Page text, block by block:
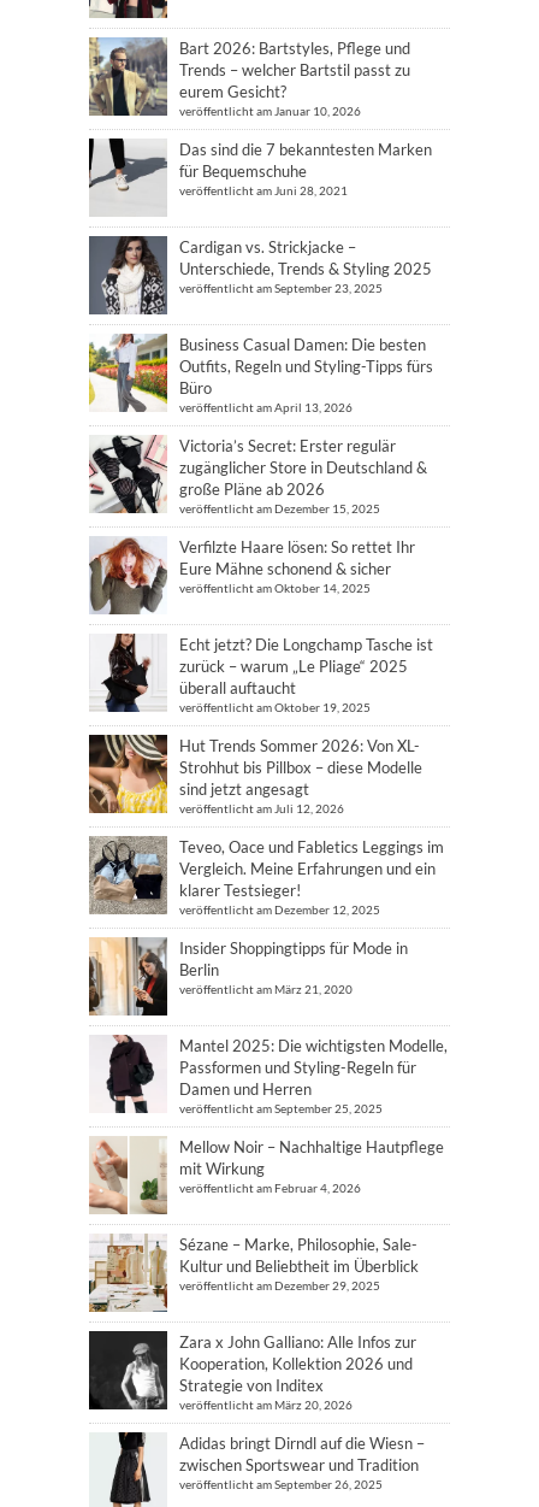
Bart 2026: Bartstyles, Pflege und
Trends – welcher Bartstil passt zu
eurem Gesicht?
veröffentlicht am Januar 10, 2026
Das sind die 7 bekanntesten Marken
für Bequemschuhe
veröffentlicht am Juni 28, 2021
Cardigan vs. Strickjacke –
Unterschiede, Trends & Styling 2025
veröffentlicht am September 23, 2025
Business Casual Damen: Die besten
Outfits, Regeln und Styling-Tipps fürs
Büro
veröffentlicht am April 13, 2026
Victoria’s Secret: Erster regulär
zugänglicher Store in Deutschland &
große Pläne ab 2026
veröffentlicht am Dezember 15, 2025
Verfilzte Haare lösen: So rettet Ihr
Eure Mähne schonend & sicher
veröffentlicht am Oktober 14, 2025
Echt jetzt? Die Longchamp Tasche ist
zurück – warum „Le Pliage“ 2025
überall auftaucht
veröffentlicht am Oktober 19, 2025
Hut Trends Sommer 2026: Von XL-
Strohhut bis Pillbox – diese Modelle
sind jetzt angesagt
veröffentlicht am Juli 12, 2026
Teveo, Oace und Fabletics Leggings im
Vergleich. Meine Erfahrungen und ein
klarer Testsieger!
veröffentlicht am Dezember 12, 2025
Insider Shoppingtipps für Mode in
Berlin
veröffentlicht am März 21, 2020
Mantel 2025: Die wichtigsten Modelle,
Passformen und Styling-Regeln für
Damen und Herren
veröffentlicht am September 25, 2025
Mellow Noir – Nachhaltige Hautpflege
mit Wirkung
veröffentlicht am Februar 4, 2026
Sézane – Marke, Philosophie, Sale-
Kultur und Beliebtheit im Überblick
veröffentlicht am Dezember 29, 2025
Zara x John Galliano: Alle Infos zur
Kooperation, Kollektion 2026 und
Strategie von Inditex
veröffentlicht am März 20, 2026
Adidas bringt Dirndl auf die Wiesn –
zwischen Sportswear und Tradition
veröffentlicht am September 26, 2025